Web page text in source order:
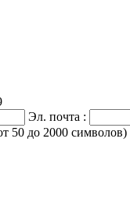
Эл. почта :
50 до 2000 символов)